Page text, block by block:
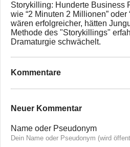
Storykilling: Hunderte Business
wie “2 Minuten 2 Millionen” oder
wären erfolgreicher, hätten
Methode des "Storykillings"
Dramaturgie schwächelt.
Kommentare
Neuer Kommentar
Name oder Pseudonym
Dein Name oder Pseudonym (wird